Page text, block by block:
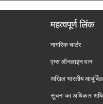
महत्वपूर्ण लिंक
नागरिक चार्टर
एम्स ऑनलाइन दान
अखिल भारतीय
सूचना का अधिकार